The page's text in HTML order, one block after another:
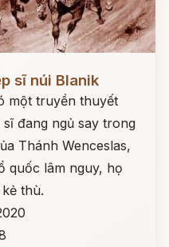
sĩ núi Blanik
một truyền thuyết
đang ngủ say trong
Thánh Wenceslas,
quốc lâm nguy, họ
thù.